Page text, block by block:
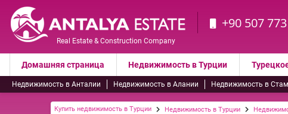
Real Estate & Construction Company
+90 507
Домашняя страница Недвижимость в Турции
Недвижимость в Анталии Недвижимость в Алании Недвижимость в
Купить недвижимость в Турции Недвижимость в Турции